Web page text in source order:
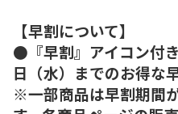
【早割について】
●『早割』アイコン付
日（水）までのお得な
※一部商品は早割期間